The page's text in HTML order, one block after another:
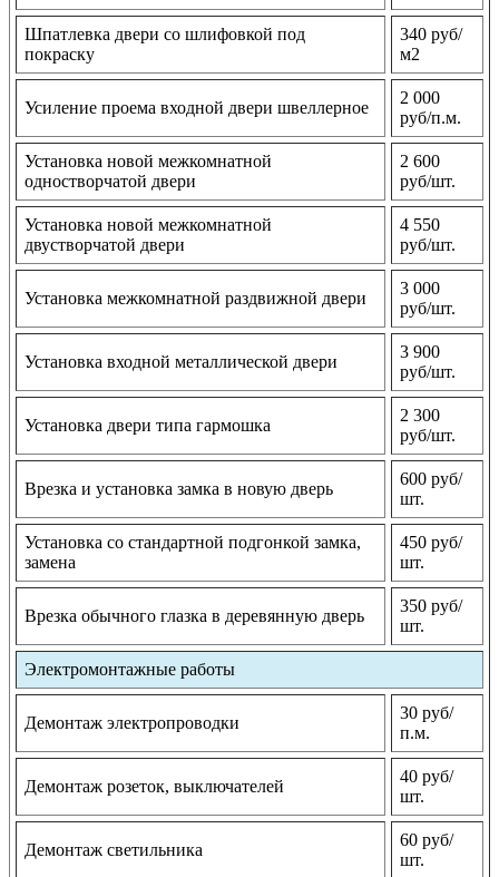
Шпатлевка двери со шлифовкой под
покраску
340 руб/
м2
Усиление проема входной двери швеллерное
2 000
руб/п.м.
Установка новой межкомнатной
одностворчатой двери
2 600
руб/шт.
Установка новой межкомнатной
двустворчатой двери
4 550
руб/шт.
Установка межкомнатной раздвижной двери
3 000
руб/шт.
Установка входной металлической двери
3 900
руб/шт.
Установка двери типа гармошка
2 300
руб/шт.
Врезка и установка замка в новую дверь
600 руб/
шт.
Установка со стандартной подгонкой замка,
замена
450 руб/
шт.
Врезка обычного глазка в деревянную дверь
350 руб/
шт.
Электромонтажные работы
Демонтаж электропроводки
30 руб/
п.м.
Демонтаж розеток, выключателей
40 руб/
шт.
Демонтаж светильника
60 руб/
шт.